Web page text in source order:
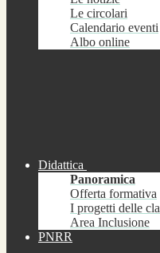
Le circolari
Calendario eventi
Albo online
Didattica
Panoramica
Offerta formativa
I progetti delle
Area Inclusione
PNRR